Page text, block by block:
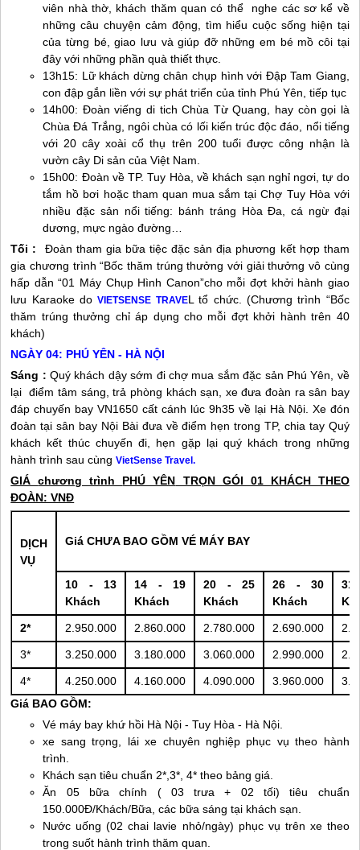
viên nhà thờ, khách thăm quan có thể nghe các sơ kể về
những câu chuyện cảm động, tìm hiểu cuộc sống hiện tại
của từng bé, giao lưu và giúp đỡ những em bé mồ côi tại
đây với những phần quà thiết thực.
13h15: Lữ khách dừng chân chụp hình với Đập Tam Giang,
con đập gắn liền với sự phát triển của tỉnh Phú Yên , tiếp tục
14h00: Đoàn viếng di tich Chùa Từ Quang, hay còn gọi là
Chùa Đá Trắng, ngôi chùa có lối kiến trúc độc đáo, nổi tiếng
với 20 cây xoài cổ thụ trên 200 tuổi được công nhận là
vườn cây Di sản của Việt Nam.
15h00: Đoàn về TP. Tuy Hòa, về khách sạn nghỉ ngơi, tự do
tắm hồ bơi hoặc tham quan mua sắm tại Chợ Tuy Hòa với
nhiều đặc sản nổi tiếng: bánh tráng Hòa Đa, cá ngừ đại
dương, mực ngào đường…
Tối :
Đoàn tham gia bữa tiệc đặc sản địa phương kết hợp tham
gia chương trình “Bốc thăm trúng thưởng với giải thưởng vô cùng
hấp dẫn “01 Máy Chụp Hình Canon”cho mỗi đợt khởi hành giao
lưu Karaoke doVIETSENSE TRAVEL tổ chức. (Chương trình “Bốc
thăm trúng thưởng chỉ áp dụng cho mỗi đợt khởi hành trên 40
khách)
NGÀY 04: PHÚ YÊN - HÀ NỘI
Sáng :Quý khách dậy sớm đi chợ mua sắm đặc sản Phú Yên , về
lại điểm tâm sáng, trả phòng khách sạn, xe đưa đoàn ra sân bay
đáp chuyến bay VN1650 cất cánh lúc 9h35 về lại Hà Nội. Xe đón
đoàn tại sân bay Nội Bài đưa về điểm hẹn trong TP, chia tay Quý
khách kết thúc chuyến đi, hẹn gặp lại quý khách trong những
hành trình sau cùngVietSense Travel.
GIÁchương trình PHÚ YÊN TRỌN GÓI 01 KHÁCH THEO
ĐOÀN: VNĐ
DỊCH
VỤ
Giá CHƯA BAO GỒM VÉ MÁY BAY
10 - 13
Khách
14 - 19
Khách
20 - 25
Khách
26 - 30
Khách
2* 2.950.000 2.860.000 2.780.000 2.690.000
3* 3.250.000 3.180.000 3.060.000 2.990.000
4* 4.250.000 4.160.000 4.090.000 3.960.000
Giá BAO GỒM:
Vé máy bay khứ hồi Hà Nội - Tuy Hòa - Hà Nội.
xe sang trọng, lái xe chuyên nghiệp phục vụ theo hành
trình.
Khách sạn tiêu chuẩn 2*,3*, 4* theo bảng giá.
Ăn 05 bữa chính ( 03 trưa + 02 tối) tiêu chuẩn
150.000Đ/Khách/Bữa, các bữa sáng tại khách sạn.
Nước uống (02 chai lavie nhỏ/ngày) phục vụ trên xe theo
trong suốt hành trình thăm quan.